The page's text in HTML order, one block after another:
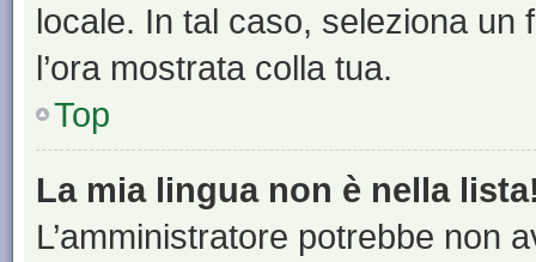
locale. In tal caso, seleziona
l’ora mostrata colla tua.
Top
La mia lingua non è nella
L’amministratore potrebbe non